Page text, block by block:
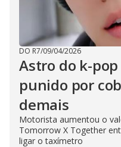
DO R7/09/04/2026
Astro do k-
punido por
demais
Motorista aumentou o
Tomorrow X Together
ligar o taxímetro